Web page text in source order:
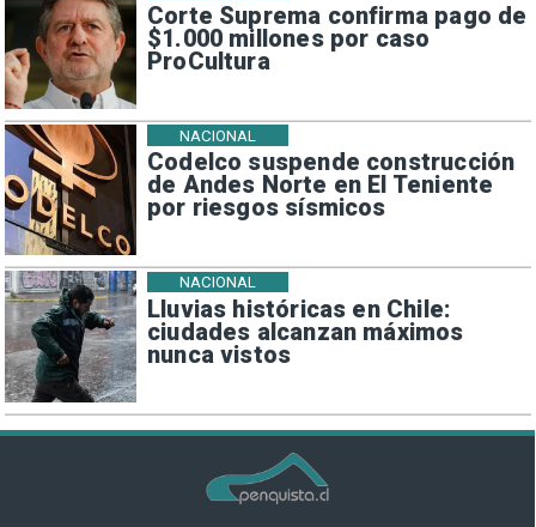
Corte Suprema confirma pago de
$1.000 millones por caso
ProCultura
Codelco suspende construcción
de Andes Norte en El Teniente
por riesgos sísmicos
NACIONAL
Lluvias históricas en Chile:
ciudades alcanzan máximos
nunca vistos
NACIONAL